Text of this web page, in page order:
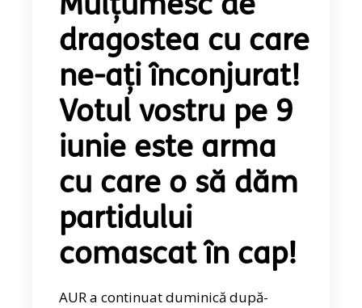
Mulțumesc de
dragostea cu care
ne-ați înconjurat!
Votul vostru pe 9
iunie este arma
cu care o să dăm
partidului
comascat în cap!
AUR a continuat duminică după-